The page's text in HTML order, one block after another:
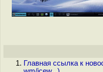
Главная ссылка к